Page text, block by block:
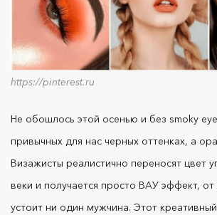
спокойными оттенками губ.
кстати, остаются с нами этой
помощью можно добиться
сухой листвы, которую мы
под своими ногами,
парке.
Нежная дымка
https://pinterest.ru
Не обошлось этой осенью и без smoky
привычных для нас черных оттенках, а
Визажисты реалистично переносят цвет
веки и получается просто ВАУ эффект,
устоит ни один мужчина. Этот